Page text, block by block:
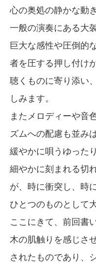
心の奥処の静かな動
一般の演奏にある大
巨大な感性や圧倒的
者を圧する押し付け
聴くものに寄り添い
しみます。
またメロディーや音
ズムへの配慮も並み
緩やかに唄うゆった
細やかに刻まれる切
が、時に衝突し、時
ひとつのものとして
ここにきて、前回書
木の肌触りを感じさ
されたものであり、